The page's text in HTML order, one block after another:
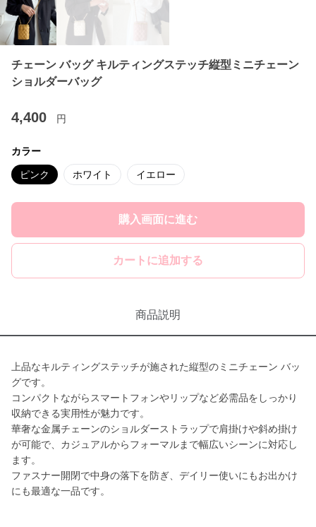
チェーン バッグ キルティングステッチ縦型ミニチェーン
ショルダーバッグ
4,400 円
カラー
ピンク ホワイト イエロー
購入画面に進む
カートに追加する
商品説明
上品なキルティングステッチが施された縦型のミニチェーン バッ
グです。
コンパクトながらスマートフォンやリップなど必需品をしっかり
収納できる実用性が魅力です。
華奢な金属チェーンのショルダーストラップで肩掛けや斜め掛け
が可能で、カジュアルからフォーマルまで幅広いシーンに対応し
ます。
ファスナー開閉で中身の落下を防ぎ、デイリー使いにもお出かけ
にも最適な一品です。